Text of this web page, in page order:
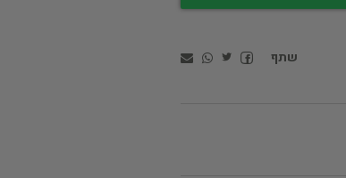
שתף